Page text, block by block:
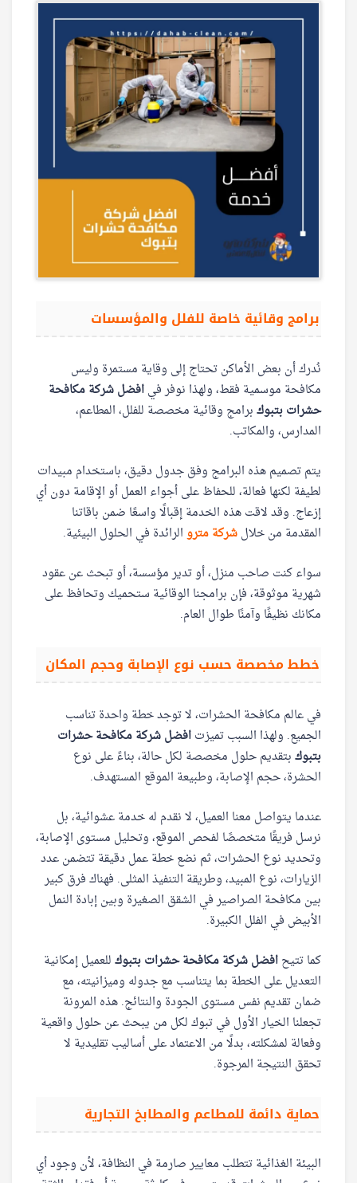
برامج وقائية خاصة للفلل والمؤسسات
نُدرك أن بعض الأماكن تحتاج إلى وقاية مستمرة وليس
مكافحة موسمية فقط، ولهذا نوفر فيافضل شركة مكافحة
حشرات بتبوكبرامج وقائية مخصصة للفلل، المطاعم،
المدارس، والمكاتب.
يتم تصميم هذه البرامج وفق جدول دقيق، باستخدام مبيدات
لطيفة لكنها فعالة، للحفاظ على أجواء العمل أو الإقامة دون أي
إزعاج. وقد لاقت هذه الخدمة إقبالًا واسعًا ضمن باقاتنا
المقدمة من خلالشركة متروالرائدة في الحلول البيئية.
سواء كنت صاحب منزل، أو تدير مؤسسة، أو تبحث عن عقود
شهرية موثوقة، فإن برامجنا الوقائية ستحميك وتحافظ على
مكانك نظيفًا وآمنًا طوال العام.
خطط مخصصة حسب نوع الإصابة وحجم المكان
في عالم مكافحة الحشرات، لا توجد خطة واحدة تناسب
الجميع. ولهذا السبب تميزتافضل شركة مكافحة حشرات
بتبوكبتقديم حلول مخصصة لكل حالة، بناءً على نوع
الحشرة، حجم الإصابة، وطبيعة الموقع المستهدف.
عندما يتواصل معنا العميل، لا نقدم له خدمة عشوائية، بل
نرسل فريقًا متخصصًا لفحص الموقع، وتحليل مستوى الإصابة،
وتحديد نوع الحشرات، ثم نضع خطة عمل دقيقة تتضمن عدد
الزيارات، نوع المبيد، وطريقة التنفيذ المثلى. فهناك فرق كبير
بين مكافحة الصراصير في الشقق الصغيرة وبين إبادة النمل
الأبيض في الفلل الكبيرة.
كما تتيحافضل شركة مكافحة حشرات بتبوكللعميل إمكانية
التعديل على الخطة بما يتناسب مع جدوله وميزانيته، مع
ضمان تقديم نفس مستوى الجودة والنتائج. هذه المرونة
تجعلنا الخيار الأول في تبوك لكل من يبحث عن حلول واقعية
وفعالة لمشكلته، بدلًا من الاعتماد على أساليب تقليدية لا
تحقق النتيجة المرجوة.
حماية دائمة للمطاعم والمطابخ التجارية
البيئة الغذائية تتطلب معايير صارمة في النظافة، لأن وجود أي